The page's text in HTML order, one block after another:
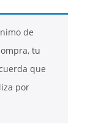
de
tu
que
por